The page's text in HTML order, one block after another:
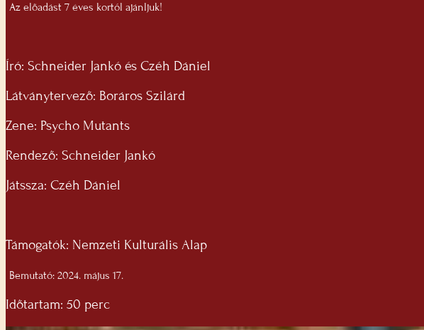
Az előadást 7 éves kortól ajánljuk!
Író: Schneider Jankó és Czéh Dániel
Látványtervező: Boráros Szilárd
Zene: Psycho Mutants
Rendező: Schneider Jankó
Játssza: Czéh Dániel
Támogatók: Nemzeti Kulturális Alap
Bemutató: 2024. május 17.
Időtartam: 50 perc